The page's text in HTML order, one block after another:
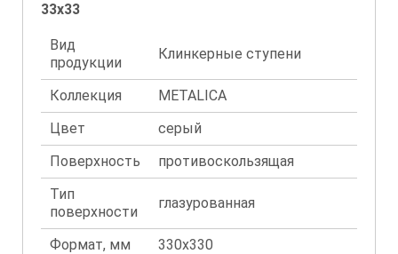
33x33
Вид
продукции
Клинкерные ступени
Коллекция
METALICA
Цвет
серый
Поверхность
противоскользящая
Тип
поверхности
глазурованная
Формат, мм
330x330